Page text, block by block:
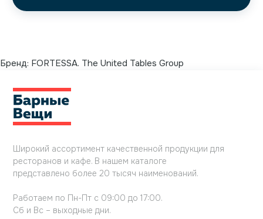
Бренд: FORTESSA. The United Tables Group
Широкий ассортимент качественной продукции для
ресторанов и кафе. В нашем каталоге
представлено более 20 тысяч наименований.
Работаем по Пн-Пт с 09:00 до 17:00.
Сб и Вс – выходные дни.